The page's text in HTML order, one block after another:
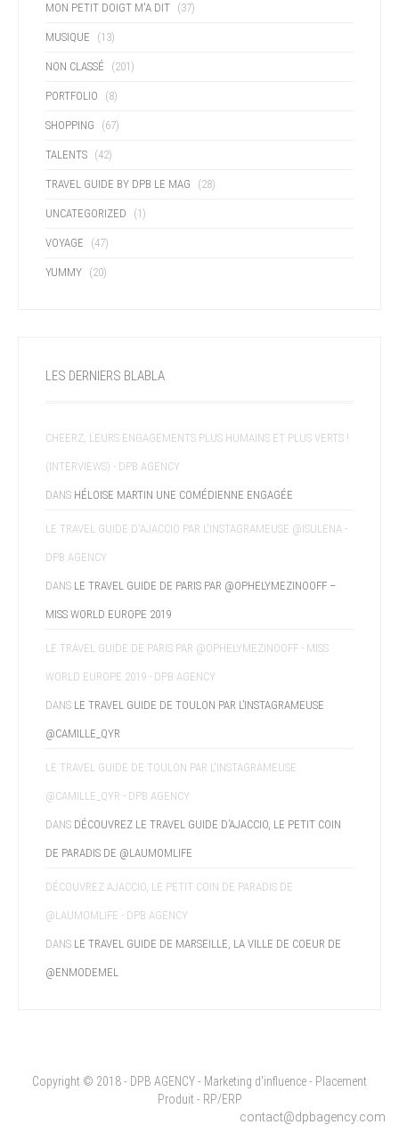
MON PETIT DOIGT M'A DIT (37)
MUSIQUE (13)
NON CLASSÉ (201)
PORTFOLIO (8)
SHOPPING (67)
TALENTS (42)
TRAVEL GUIDE BY DPB LE MAG (28)
UNCATEGORIZED (1)
VOYAGE (47)
YUMMY (20)
LES DERNIERS BLABLA
CHEERZ, LEURS ENGAGEMENTS PLUS HUMAINS ET PLUS VERTS !
(INTERVIEWS) - DPB AGENCY
DANS HÉLOISE MARTIN UNE COMÉDIENNE ENGAGÉE
LE TRAVEL GUIDE D'AJACCIO PAR L'INSTAGRAMEUSE @ISULENA -
DPB AGENCY
DANS LE TRAVEL GUIDE DE PARIS PAR @OPHELYMEZINOOFF –
MISS WORLD EUROPE 2019
LE TRAVEL GUIDE DE PARIS PAR @OPHELYMEZINOOFF - MISS
WORLD EUROPE 2019 - DPB AGENCY
DANS LE TRAVEL GUIDE DE TOULON PAR L’INSTAGRAMEUSE
@CAMILLE_QYR
LE TRAVEL GUIDE DE TOULON PAR L'INSTAGRAMEUSE
@CAMILLE_QYR - DPB AGENCY
DANS DÉCOUVREZ LE TRAVEL GUIDE D’AJACCIO, LE PETIT COIN
DE PARADIS DE @LAUMOMLIFE
DÉCOUVREZ AJACCIO, LE PETIT COIN DE PARADIS DE
@LAUMOMLIFE - DPB AGENCY
DANS LE TRAVEL GUIDE DE MARSEILLE, LA VILLE DE COEUR DE
@ENMODEMEL
Copyright © 2018 - DPB AGENCY - Marketing d'influence - Placement
Produit - RP/ERP
contact@dpbagency.com